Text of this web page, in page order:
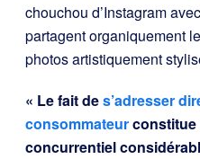
chouchou d’Instagram
partagent organiquement
photos artistiquement
« Le fait des’adresser
consommateurconstitue
concurrentiel